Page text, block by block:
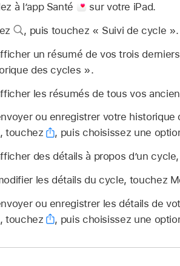
à l’app Santé
sur votre iPad.
, puis touchez « Suivi de cycle ».
un résumé de vos trois
des cycles ».
les résumés de tous vos
ou enregistrer votre
touchez
, puis choisissez une
des détails à propos d’un
les détails du cycle, touchez
ou enregistrer les détails de
touchez
, puis choisissez une